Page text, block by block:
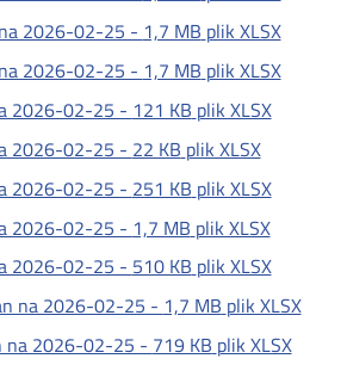
2026-02-25 - 1,7 MB plik XLSX
2026-02-25 - 1,7 MB plik XLSX
2026-02-25 - 121 KB plik XLSX
2026-02-25 - 22 KB plik XLSX
2026-02-25 - 251 KB plik XLSX
2026-02-25 - 1,7 MB plik XLSX
2026-02-25 - 510 KB plik XLSX
na 2026-02-25 - 1,7 MB plik XLSX
na 2026-02-25 - 719 KB plik XLSX